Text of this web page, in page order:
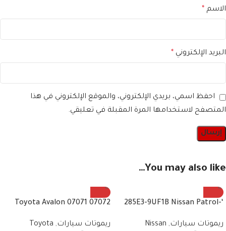
الاسم *
البريد الإلكتروني *
احفظ اسمي، بريدي الإلكتروني، والموقع الإلكتروني في هذا
المتصفح لاستخدامها المرة المقبلة في تعليقي.
You may also like…
‘-285E3-9UF1B Nissan Patrol
2019+2020 3 Button Smart
ريموتات سيارات,
Nissan
07072 07071 Toyota Avalon
frequency 443 MHz 4 buttons
ريموتات سيارات,
Toyota